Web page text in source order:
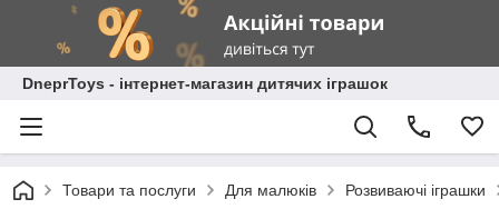
DneprToys - інтернет-магазин дитячих іграшок
Товари та послуги Для малюків Розвиваючі іграшки